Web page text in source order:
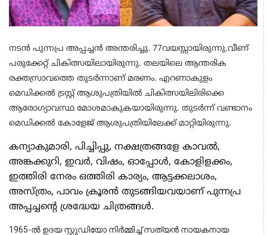
നടൻ പുന്നപ്ര അപ്പച്ചൻ അന്തരിച്ചു. 77വയസ്സായിരുന്നു.വീണ്
പരുക്കേറ്റ് ചികിത്സയിലായിരുന്നു. തലയിലെ ആന്തരിക
രക്തസ്രാവത്തെ തുടർന്നാണ് മരണം. എറണാകുളം
മെഡിക്കൽ ട്രസ്റ്റ് ആശുപത്രിയിൽ ചികിത്സയിലിരിക്കെ
ആരോഗ്യാവസ്ഥ മോശമാകുകയായിരുന്നു. തുടർന്ന് വണ്ടാനം
മെഡിക്കൽ കോളേജ് ആശുപത്രിയിലേക്ക് മാറ്റിയിരുന്നു.
കന്യാകുമാരി, പിച്ചിപ്പു, നക്ഷത്രങ്ങളേ കാവല്‍,
അങ്കക്കുറി, ഇവര്‍, വിഷം, ഓപ്പോള്‍, കോളിളക്കം,
ഇത്തിരി നേരം ഒത്തിരി കാര്യം, ആട്ടക്കലാശം,
അസ്‍ത്രം, പാവം ക്രൂരൻ തുടങ്ങിയവയാണ് പുന്നപ്ര
അപ്പച്ചന്റെ ശ്രദ്ധേയ ചിത്രങ്ങള്‍.
1965-ൽ ഉദയ സ്റ്റുഡിയോ നിർമ്മിച്ച് സത്യൻ നായകനായ